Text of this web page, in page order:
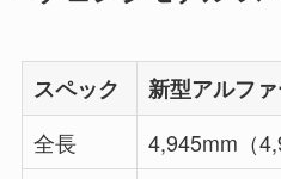
スペック
新型アルフ
全長
4,945mm（